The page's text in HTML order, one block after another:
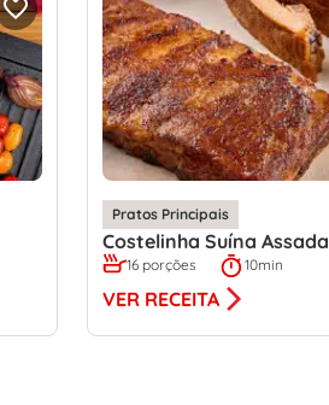
Pratos Principais
Costelinha Suína Assada
16 porções 10min
VER RECEITA